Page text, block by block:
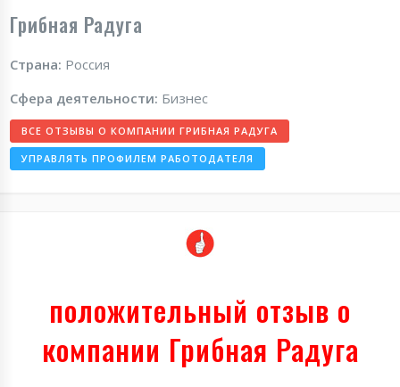
Грибная Радуга
Страна: Россия
Сфера деятельности: Бизнес
ВСЕ ОТЗЫВЫ О КОМПАНИИ ГРИБНАЯ РАДУГА
УПРАВЛЯТЬ ПРОФИЛЕМ РАБОТОДАТЕЛЯ
положительный отзыв о
компании Грибная Радуга